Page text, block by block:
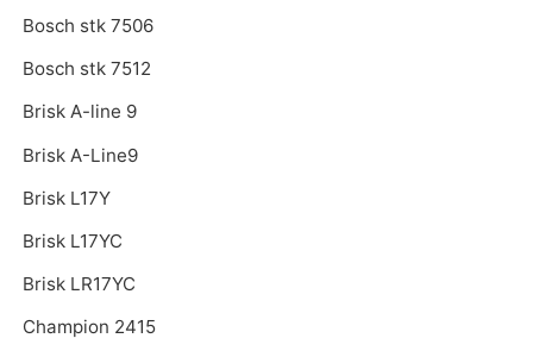
Bosch stk 7506
Bosch stk 7512
Brisk A-line 9
Brisk A-Line9
Brisk L17Y
Brisk L17YC
Brisk LR17YC
Champion 2415